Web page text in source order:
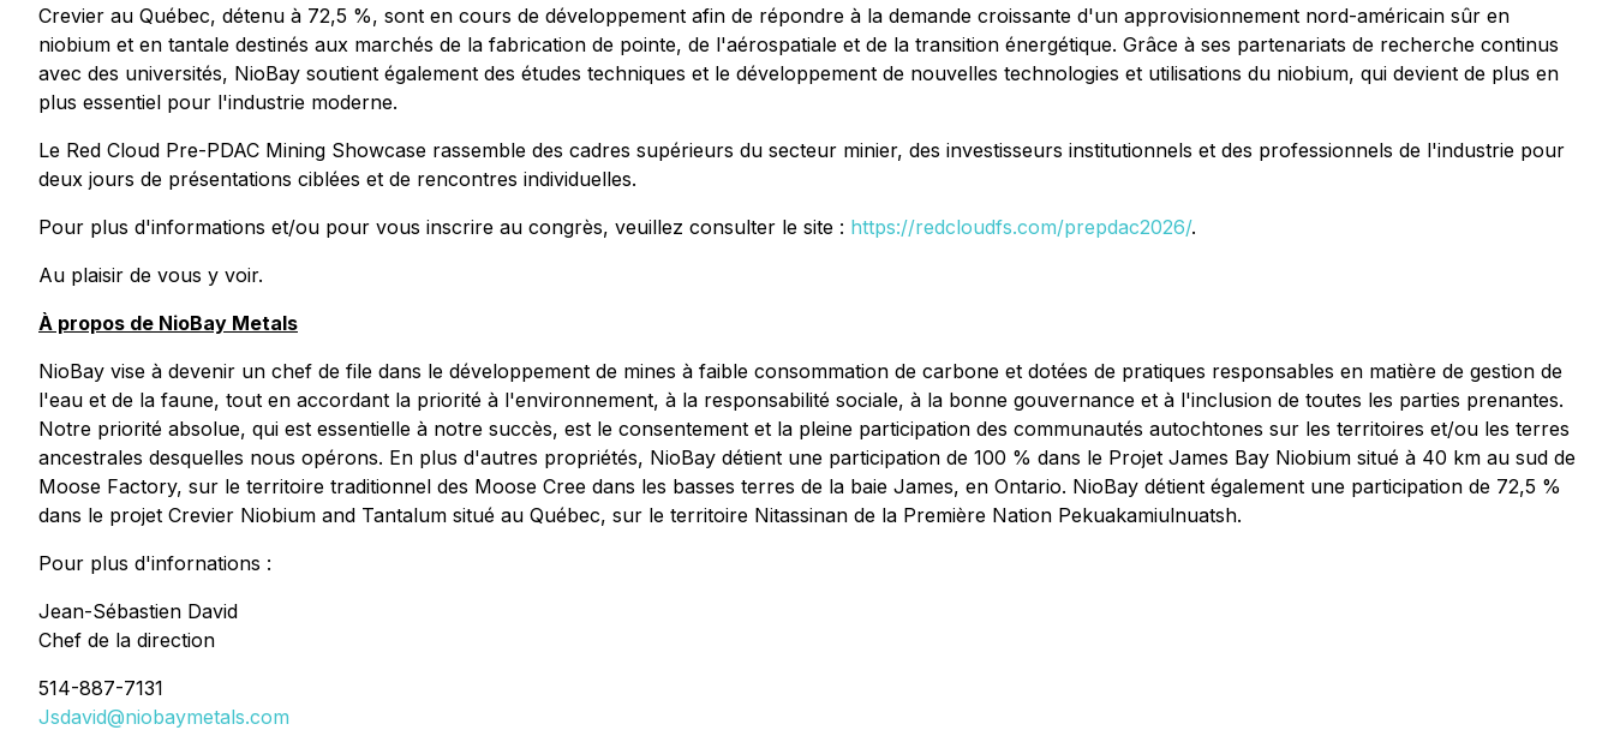
Crevier au Québec, détenu à 72,5 %, sont en cours de développement afin de répondre à la demande croissante d'un approvisionnement nord-américain sûr en
niobium et en tantale destinés aux marchés de la fabrication de pointe, de l'aérospatiale et de la transition énergétique. Grâce à ses partenariats de recherche continus
avec des universités, NioBay soutient également des études techniques et le développement de nouvelles technologies et utilisations du niobium, qui devient de plus en
plus essentiel pour l'industrie moderne.
Le Red Cloud Pre-PDAC Mining Showcase rassemble des cadres supérieurs du secteur minier, des investisseurs institutionnels et des professionnels de l'industrie pour
deux jours de présentations ciblées et de rencontres individuelles.
Pour plus d'informations et/ou pour vous inscrire au congrès, veuillez consulter le site : https://redcloudfs.com/prepdac2026/.
Au plaisir de vous y voir.
À propos de NioBay Metals
NioBay vise à devenir un chef de file dans le développement de mines à faible consommation de carbone et dotées de pratiques responsables en matière de gestion de
l'eau et de la faune, tout en accordant la priorité à l'environnement, à la responsabilité sociale, à la bonne gouvernance et à l'inclusion de toutes les parties prenantes.
Notre priorité absolue, qui est essentielle à notre succès, est le consentement et la pleine participation des communautés autochtones sur les territoires et/ou les terres
ancestrales desquelles nous opérons. En plus d'autres propriétés, NioBay détient une participation de 100 % dans le Projet James Bay Niobium situé à 40 km au sud de
Moose Factory, sur le territoire traditionnel des Moose Cree dans les basses terres de la baie James, en Ontario. NioBay détient également une participation de 72,5 %
dans le projet Crevier Niobium and Tantalum situé au Québec, sur le territoire Nitassinan de la Première Nation Pekuakamiulnuatsh.
Pour plus d'infornations :
Jean-Sébastien David
Chef de la direction
514-887-7131
Jsdavid@niobaymetals.com